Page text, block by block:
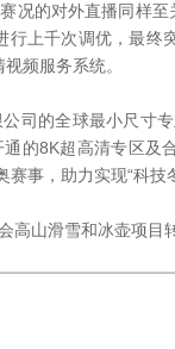
的对外直播同样至
行上千次调优，最终
频服务系统。
的全球最小尺寸专
的8K超高清专区及
事，助力实现“科技
山滑雪和冰壶项目